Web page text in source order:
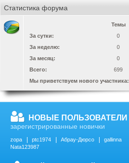
Статистика форума
Темы
За сутки:
0
За неделю:
0
За месяц:
0
Всего:
699
Мы приветствуем нового участника:
НОВЫЕ ПОЛЬЗОВАТЕЛИ
зарегистрированные новички
zopa ptc1974 Абрау-Дюрсо
gallinna
Nata123987